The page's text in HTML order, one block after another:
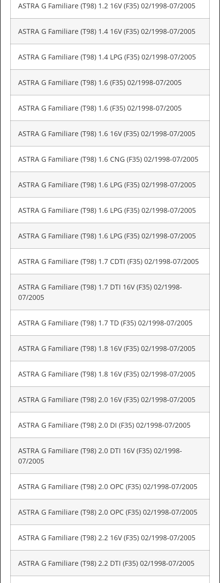
ASTRA G Familiare (T98) 1.2 16V (F35) 02/1998-07/2005
ASTRA G Familiare (T98) 1.4 16V (F35) 02/1998-07/2005
ASTRA G Familiare (T98) 1.4 LPG (F35) 02/1998-07/2005
ASTRA G Familiare (T98) 1.6 (F35) 02/1998-07/2005
ASTRA G Familiare (T98) 1.6 (F35) 02/1998-07/2005
ASTRA G Familiare (T98) 1.6 16V (F35) 02/1998-07/2005
ASTRA G Familiare (T98) 1.6 CNG (F35) 02/1998-07/2005
ASTRA G Familiare (T98) 1.6 LPG (F35) 02/1998-07/2005
ASTRA G Familiare (T98) 1.6 LPG (F35) 02/1998-07/2005
ASTRA G Familiare (T98) 1.6 LPG (F35) 02/1998-07/2005
ASTRA G Familiare (T98) 1.7 CDTI (F35) 02/1998-07/2005
ASTRA G Familiare (T98) 1.7 DTI 16V (F35) 02/1998-
07/2005
ASTRA G Familiare (T98) 1.7 TD (F35) 02/1998-07/2005
ASTRA G Familiare (T98) 1.8 16V (F35) 02/1998-07/2005
ASTRA G Familiare (T98) 1.8 16V (F35) 02/1998-07/2005
ASTRA G Familiare (T98) 2.0 16V (F35) 02/1998-07/2005
ASTRA G Familiare (T98) 2.0 DI (F35) 02/1998-07/2005
ASTRA G Familiare (T98) 2.0 DTI 16V (F35) 02/1998-
07/2005
ASTRA G Familiare (T98) 2.0 OPC (F35) 02/1998-07/2005
ASTRA G Familiare (T98) 2.0 OPC (F35) 02/1998-07/2005
ASTRA G Familiare (T98) 2.2 16V (F35) 02/1998-07/2005
ASTRA G Familiare (T98) 2.2 DTI (F35) 02/1998-07/2005